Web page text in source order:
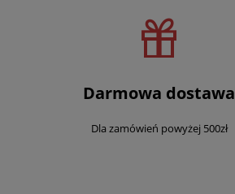
Darmowa dostawa
Dla zamówień powyżej 500zł